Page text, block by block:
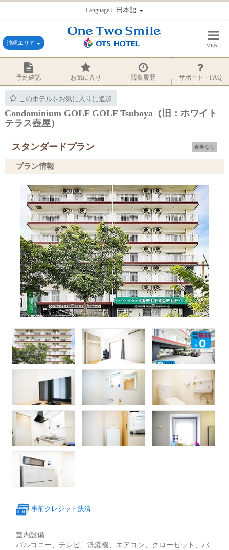
Language：日本語
沖縄エリア MENU
予約確認 お気に入り 閲覧履歴 サポート・FAQ
このホテルをお気に入りに追加
Condominium GOLF GOLF Tsuboya（旧：ホワイト
テラス壺屋）
食事なし
スタンダードプラン
プラン情報
事前クレジット決済
室内設備:
バルコニー、テレビ、洗濯機、エアコン、クローゼット、バ